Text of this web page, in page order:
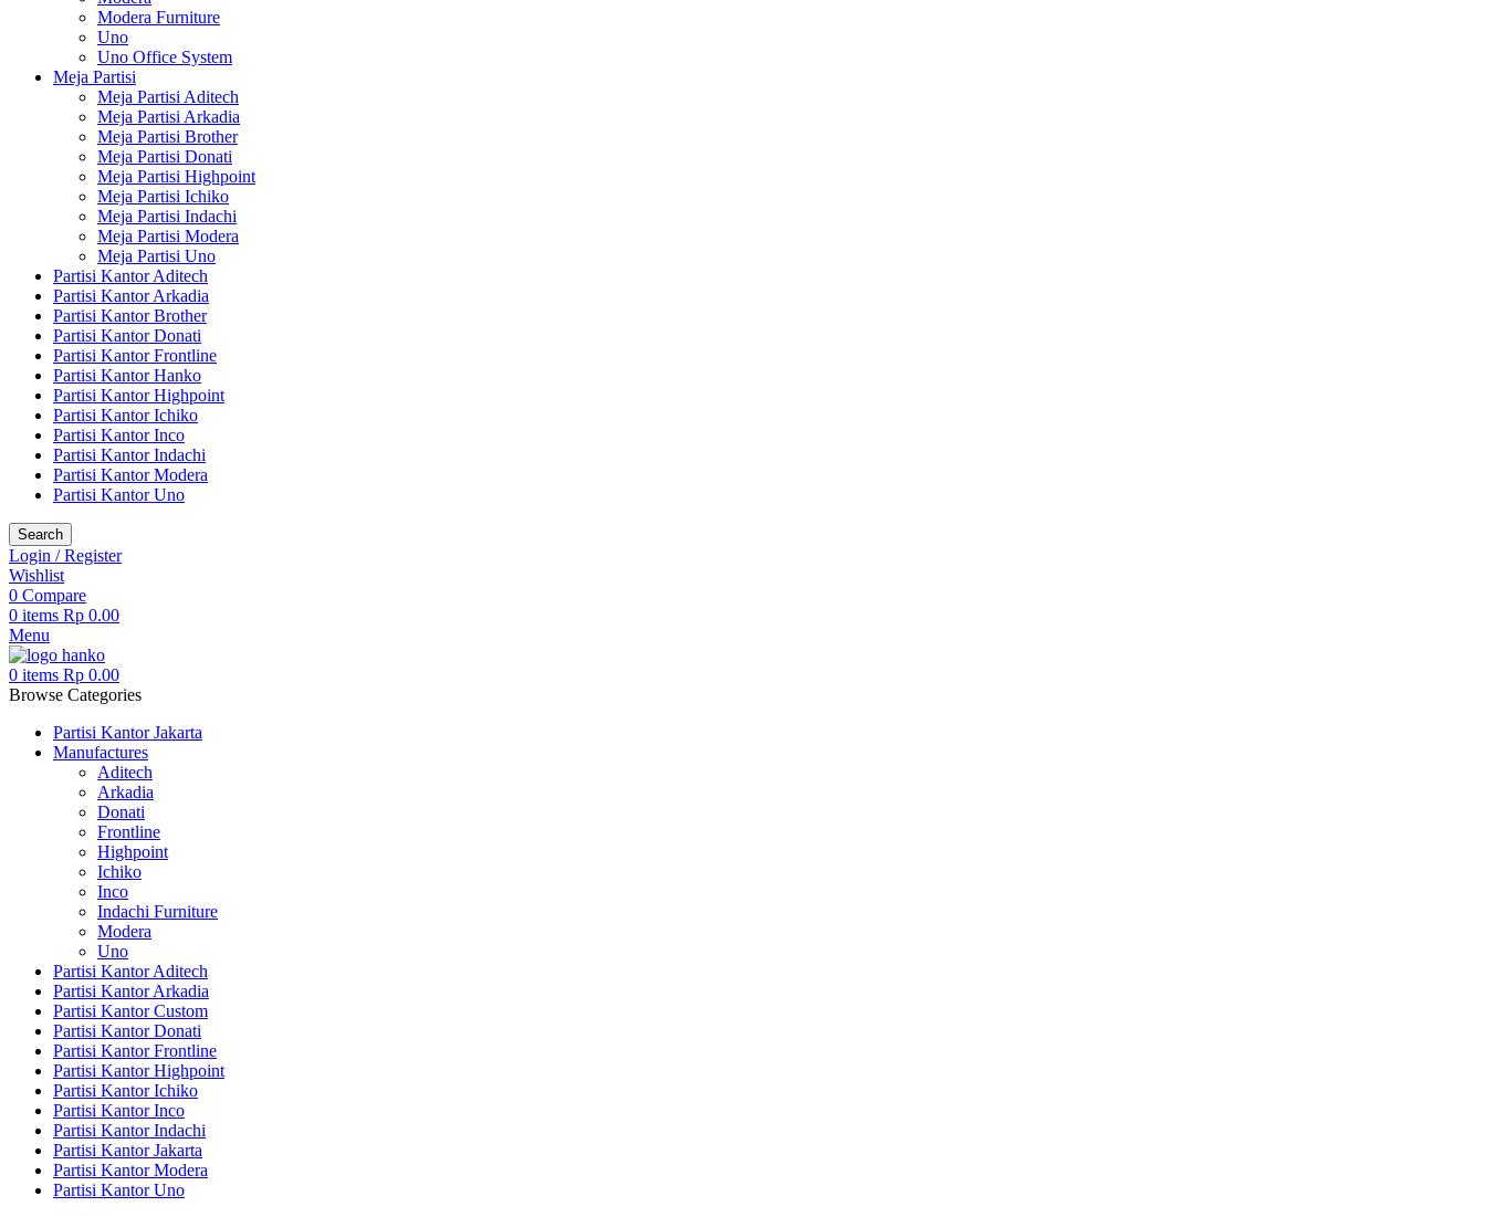
Modera Furniture
Uno
Uno Office System
Meja Partisi
Meja Partisi Aditech
Meja Partisi Arkadia
Meja Partisi Brother
Meja Partisi Donati
Meja Partisi Highpoint
Meja Partisi Ichiko
Meja Partisi Indachi
Meja Partisi Modera
Meja Partisi Uno
Partisi Kantor Aditech
Partisi Kantor Arkadia
Partisi Kantor Brother
Partisi Kantor Donati
Partisi Kantor Frontline
Partisi Kantor Hanko
Partisi Kantor Highpoint
Partisi Kantor Ichiko
Partisi Kantor Inco
Partisi Kantor Indachi
Partisi Kantor Modera
Partisi Kantor Uno
Search
Login / Register
Wishlist
0 Compare
0 items Rp 0.00
Menu
0 items Rp 0.00
Browse Categories
Partisi Kantor Jakarta
Manufactures
Aditech
Arkadia
Donati
Frontline
Highpoint
Ichiko
Inco
Indachi Furniture
Modera
Uno
Partisi Kantor Aditech
Partisi Kantor Arkadia
Partisi Kantor Custom
Partisi Kantor Donati
Partisi Kantor Frontline
Partisi Kantor Highpoint
Partisi Kantor Ichiko
Partisi Kantor Inco
Partisi Kantor Indachi
Partisi Kantor Jakarta
Partisi Kantor Modera
Partisi Kantor Uno